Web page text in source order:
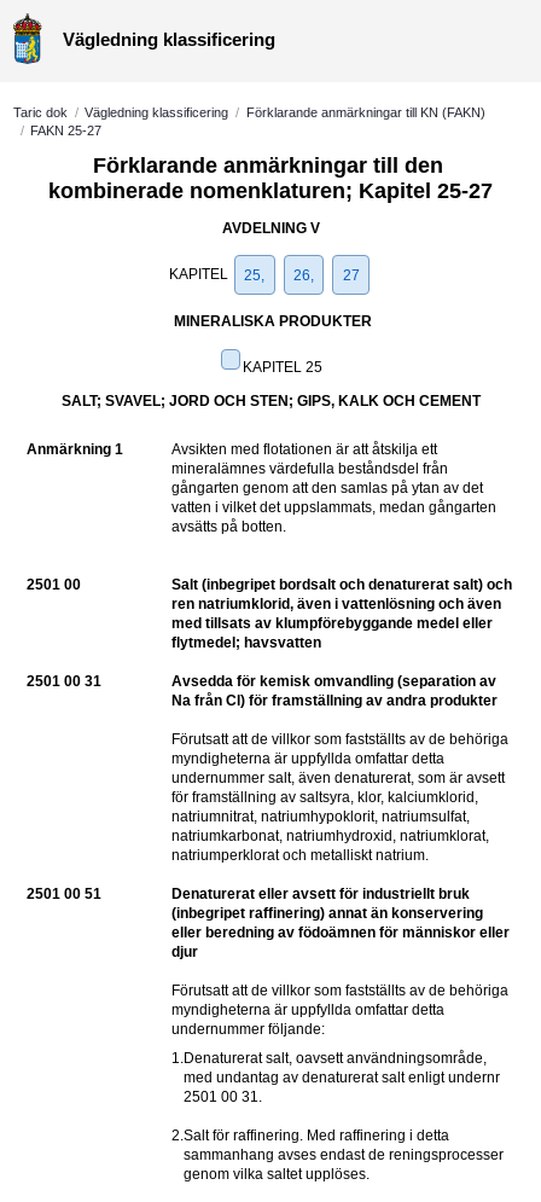
Vägledning klassificering
Taric dok / Vägledning klassificering / Förklarande anmärkningar till KN (FAKN)
/ FAKN 25-27
Förklarande anmärkningar till den
kombinerade nomenklaturen; Kapitel 25-27
AVDELNING V
KAPITEL 25, 26, 27
MINERALISKA PRODUKTER
KAPITEL 25
SALT; SVAVEL; JORD OCH STEN; GIPS, KALK OCH CEMENT
Anmärkning 1
Avsikten med flotationen är att åtskilja ett
mineralämnes värdefulla beståndsdel från
gångarten genom att den samlas på ytan av det
vatten i vilket det uppslammats, medan gångarten
avsätts på botten.
2501 00
Salt (inbegripet bordsalt och denaturerat salt) och
ren natriumklorid, även i vattenlösning och även
med tillsats av klumpförebyggande medel eller
flytmedel; havsvatten
2501 00 31
Avsedda för kemisk omvandling (separation av
Na från Cl) för framställning av andra produkter
Förutsatt att de villkor som fastställts av de behöriga
myndigheterna är uppfyllda omfattar detta
undernummer salt, även denaturerat, som är avsett
för framställning av saltsyra, klor, kalciumklorid,
natriumnitrat, natriumhypoklorit, natriumsulfat,
natriumkarbonat, natriumhydroxid, natriumklorat,
natriumperklorat och metalliskt natrium.
2501 00 51
Denaturerat eller avsett för industriellt bruk
(inbegripet raffinering) annat än konservering
eller beredning av födoämnen för människor eller
djur
Förutsatt att de villkor som fastställts av de behöriga
myndigheterna är uppfyllda omfattar detta
undernummer följande:
1.Denaturerat salt, oavsett användningsområde,
med undantag av denaturerat salt enligt undernr
2501 00 31.
2.Salt för raffinering. Med raffinering i detta
sammanhang avses endast de reningsprocesser
genom vilka saltet upplöses.